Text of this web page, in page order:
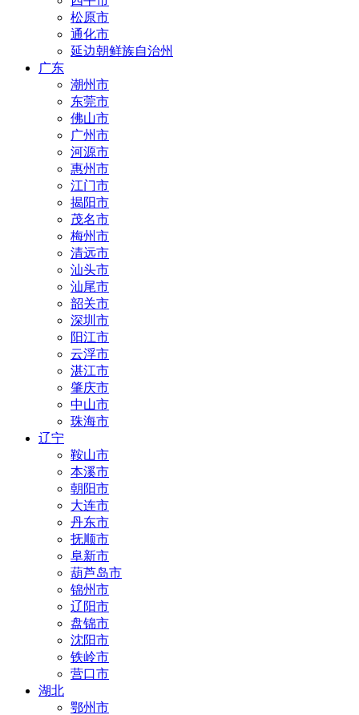
松原市
通化市
延边朝鲜族自治州
广东
潮州市
东莞市
佛山市
广州市
河源市
惠州市
江门市
揭阳市
茂名市
梅州市
清远市
汕头市
汕尾市
韶关市
深圳市
阳江市
云浮市
湛江市
肇庆市
中山市
珠海市
辽宁
鞍山市
本溪市
朝阳市
大连市
丹东市
抚顺市
阜新市
葫芦岛市
锦州市
辽阳市
盘锦市
沈阳市
铁岭市
营口市
湖北
鄂州市